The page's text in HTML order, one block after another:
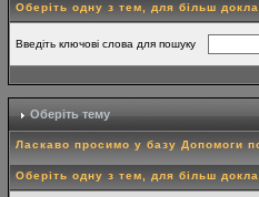
Оберіть одну з тем, для більш
Введіть ключові слова для пошуку
Оберіть тему
Ласкаво просимо у базу Допомоги
Оберіть одну з тем, для більш